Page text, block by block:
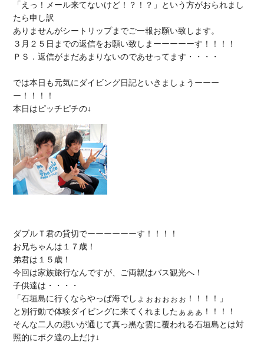
「えっ！メール来てないけど！？！？」という方がおられまし
たら申し訳
３月２５日までの返信をお願い致しまーーーーーす！！！！
ＰＳ．返信がまだあまりないのであせってます ・・・・
では本日も元気にダイビング日記といきましょうーーー
ー！！！！
ダブルＴ君の貸切でーーーーーーす！！！！
お兄ちゃんは１７歳！
弟君は１５歳！
今回は家族旅行なんですが、ご両親はバス観光へ！
子供達は・・・・
「石垣島に行くならやっぱ海でしょぉぉぉぉぉ！！！！」
と別行動で体験ダイビングに来てくれましたぁぁぁ！！！！
そんな二人の思いが通じて真っ黒な雲に覆われる石垣島とは対